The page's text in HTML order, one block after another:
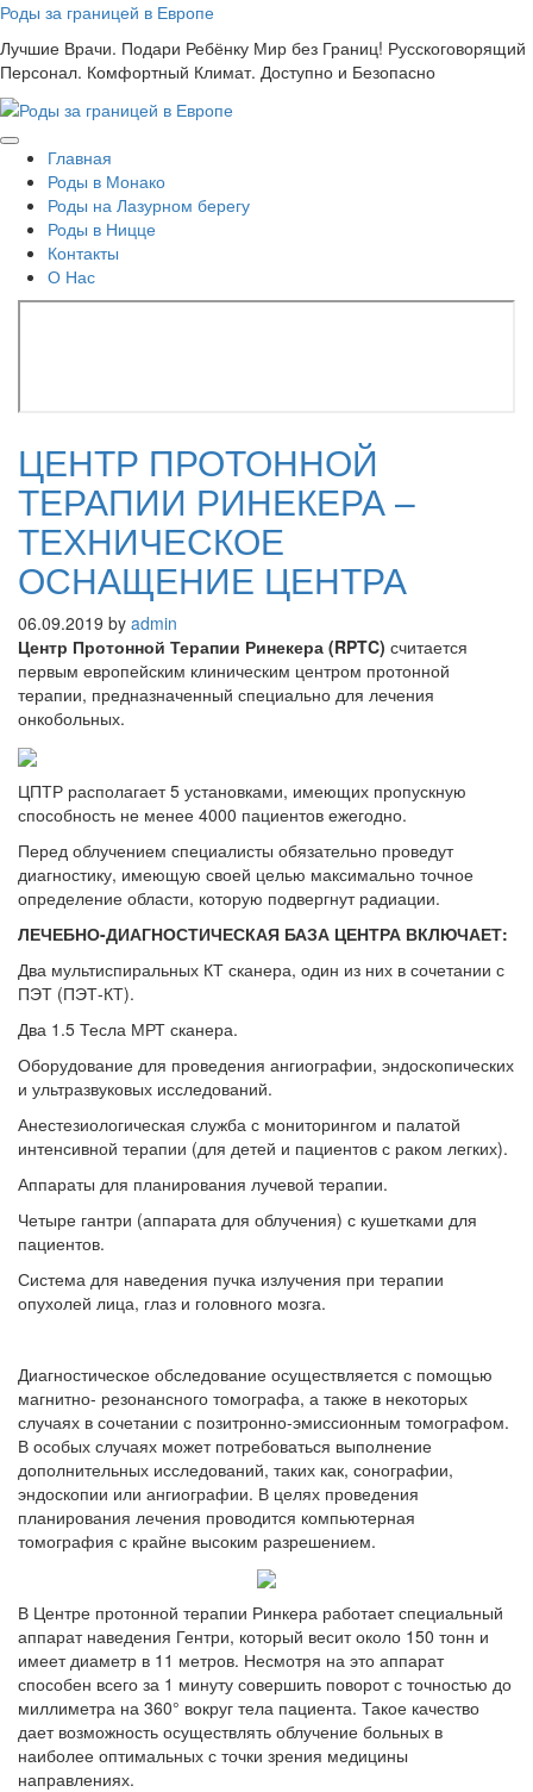
Skip
content
Роды за границей в Европе
Лучшие Врачи. Подари Ребёнку Мир без Границ! Русскоговорящий
Персонал. Комфортный Климат. Доступно и Безопасно
Главная
Роды в Монако
Роды на Лазурном берегу
Роды в Ницце
Контакты
О Нас
ЦЕНТР ПРОТОННОЙ
ТЕРАПИИ РИНЕКЕРА –
ТЕХНИЧЕСКОЕ
ОСНАЩЕНИЕ ЦЕНТРА
06.09.2019 by admin
Центр Протонной Терапии Ринекера (RPTC) считается
первым европейским клиническим центром протонной
терапии, предназначенный специально для лечения
онкобольных.
ЦПТР располагает 5 установками, имеющих пропускную
способность не менее 4000 пациентов ежегодно.
Перед облучением специалисты обязательно проведут
диагностику, имеющую своей целью максимально точное
определение области, которую подвергнут радиации.
ЛЕЧЕБНО-ДИАГНОСТИЧЕСКАЯ БАЗА ЦЕНТРА ВКЛЮЧАЕТ:
Два мультиспиральных КТ сканера, один из них в сочетании с
ПЭТ (ПЭТ-КТ).
Два 1.5 Тесла МРТ сканера.
Оборудование для проведения ангиографии, эндоскопических
и ультразвуковых исследований.
Анестезиологическая служба с мониторингом и палатой
интенсивной терапии (для детей и пациентов с раком легких).
Аппараты для планирования лучевой терапии.
Четыре гантри (аппарата для облучения) с кушетками для
пациентов.
Система для наведения пучка излучения при терапии
опухолей лица, глаз и головного мозга.
Диагностическое обследование осуществляется с помощью
магнитно- резонансного томографа, а также в некоторых
случаях в сочетании с позитронно-эмиссионным томографом.
В особых случаях может потребоваться выполнение
дополнительных исследований, таких как, сонографии,
эндоскопии или ангиографии. В целях проведения
планирования лечения проводится компьютерная
томография с крайне высоким разрешением.
В Центре протонной терапии Ринкера работает специальный
аппарат наведения Гентри, который весит около 150 тонн и
имеет диаметр в 11 метров. Несмотря на это аппарат
способен всего за 1 минуту совершить поворот с точностью до
миллиметра на 360° вокруг тела пациента. Такое качество
дает возможность осуществлять облучение больных в
наиболее оптимальных с точки зрения медицины
направлениях.